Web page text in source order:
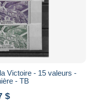
Victoire - 15 valeurs -
- TB
$